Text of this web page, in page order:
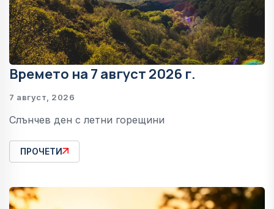
Времето на 7 август 2026 г.
7 август, 2026
Слънчев ден с летни горещини
ПРОЧЕТИ